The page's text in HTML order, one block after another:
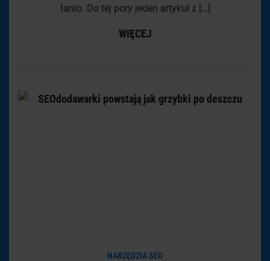
tanio. Do tej pory jeden artykuł z […]
WIĘCEJ
NARZĘDZIA SEO